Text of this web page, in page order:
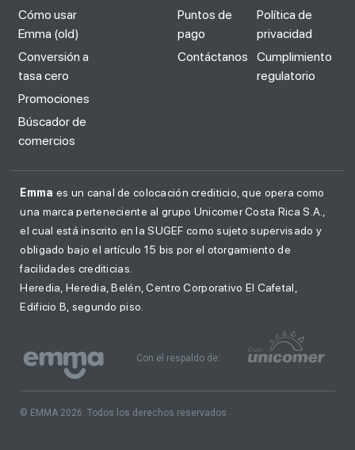
Cómo usar
Emma (old)
Conversión a
tasa cero
Promociones
Búscador de
comercios
Puntos de
pago
Contáctanos
Política de
privacidad
Cumplimiento
regulatorio
Emma es un canal de colocación crediticio, que opera como
una marca perteneciente al grupo Unicomer Costa Rica S.A.,
el cual está inscrito en la SUGEF como sujeto supervisado y
obligado bajo el artículo 15 bis por el otorgamiento de
facilidades crediticias.
Heredia, Heredia, Belén, Centro Corporativo El Cafetal,
Edificio B, segundo piso.
© EMMA 2026. Todos los derechos reservados
Con el respaldo de: